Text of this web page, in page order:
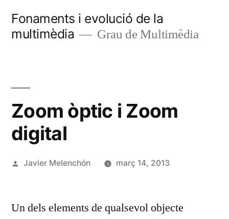
Fonaments i evolució de la
multimèdia
Grau de Multimèdia
Zoom òptic i Zoom
digital
Publicat
Javier Melenchón març 14, 2013
Un dels elements de qualsevol objecte